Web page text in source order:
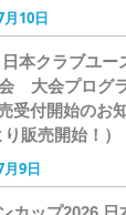
月10日
本クラブユー
大会プログ
受付開始のお
販売開始！）
月9日